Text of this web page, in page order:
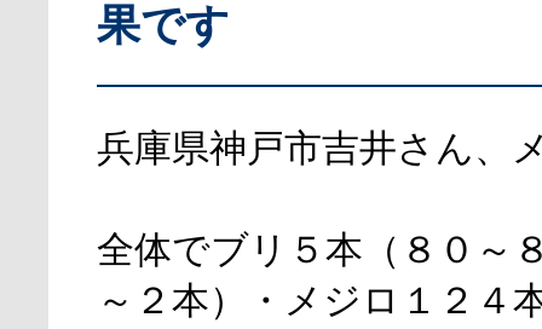
果です
兵庫県神戸市吉井さん、
全体でブリ５本（８０～
～２本）・メジロ１２４